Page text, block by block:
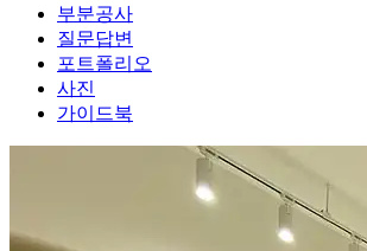
부분공사
질문답변
포트폴리오
사진
가이드북